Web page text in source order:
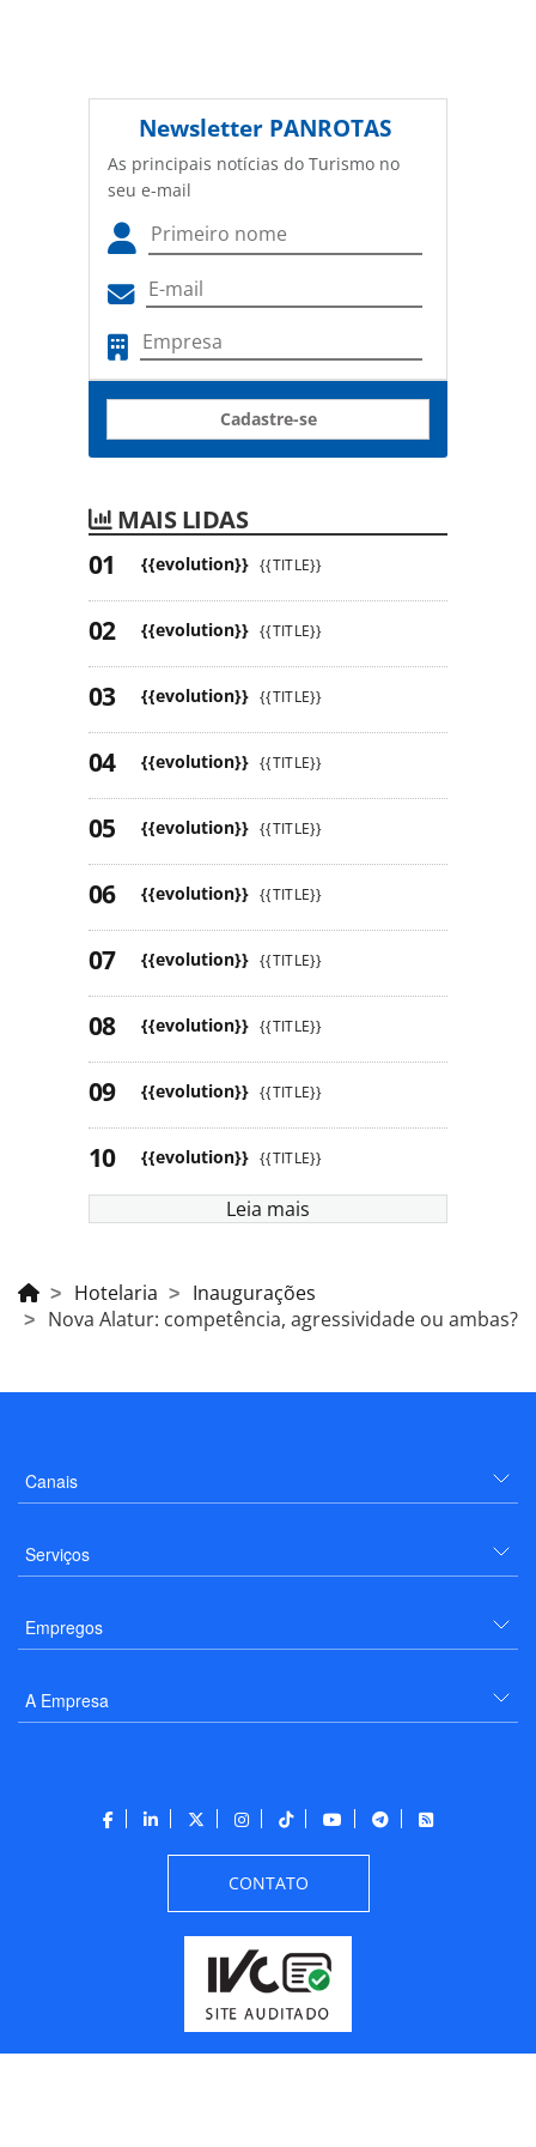
Newsletter PANROTAS
As principais notícias do Turismo no
seu e-mail
Cadastre-se
MAIS LIDAS
{{evolution}} {{TITLE}}
{{evolution}} {{TITLE}}
{{evolution}} {{TITLE}}
{{evolution}} {{TITLE}}
{{evolution}} {{TITLE}}
{{evolution}} {{TITLE}}
{{evolution}} {{TITLE}}
{{evolution}} {{TITLE}}
{{evolution}} {{TITLE}}
{{evolution}} {{TITLE}}
Leia mais
Hotelaria
Inaugurações
Nova Alatur: competência, agressividade ou ambas?
Canais
Serviços
Empregos
A Empresa
CONTATO